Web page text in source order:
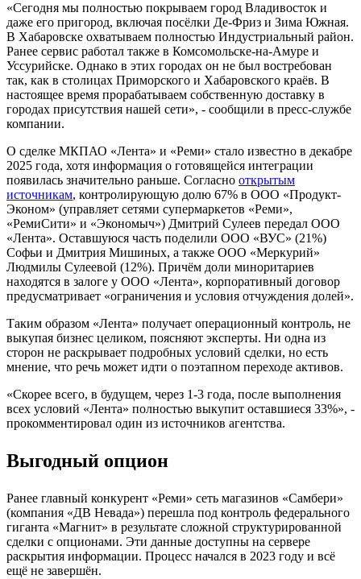
«Сегодня мы полностью покрываем город Владивосток и
даже его пригород, включая посёлки Де-Фриз и Зима Южная.
В Хабаровске охватываем полностью Индустриальный район.
Ранее сервис работал также в Комсомольске-на-Амуре и
Уссурийске. Однако в этих городах он не был востребован
так, как в столицах Приморского и Хабаровского краёв. В
настоящее время прорабатываем собственную доставку в
городах присутствия нашей сети», - сообщили в пресс-службе
компании.
О сделке МКПАО «Лента» и «Реми» стало известно в декабре
2025 года, хотя информация о готовящейся интеграции
появилась значительно раньше. Согласно открытым
источникам, контролирующую долю 67% в ООО «Продукт-
Эконом» (управляет сетями супермаркетов «Реми»,
«РемиСити» и «Экономыч») Дмитрий Сулеев передал ООО
«Лента». Оставшуюся часть поделили ООО «ВУС» (21%)
Софьи и Дмитрия Мишиных, а также ООО «Меркурий»
Людмилы Сулеевой (12%). Причём доли миноритариев
находятся в залоге у ООО «Лента», корпоративный договор
предусматривает «ограничения и условия отчуждения долей».
Таким образом «Лента» получает операционный контроль, не
выкупая бизнес целиком, поясняют эксперты. Ни одна из
сторон не раскрывает подробных условий сделки, но есть
мнение, что речь может идти о поэтапном переходе активов.
«Скорее всего, в будущем, через 1-3 года, после выполнения
всех условий «Лента» полностью выкупит оставшиеся 33%», -
прокомментировал один из источников агентства.
Выгодный опцион
Ранее главный конкурент «Реми» сеть магазинов «Самбери»
(компания «ДВ Невада») перешла под контроль федерального
гиганта «Магнит» в результате сложной структурированной
сделки с опционами. Эти данные доступны на сервере
раскрытия информации. Процесс начался в 2023 году и всё
ещё не завершён.